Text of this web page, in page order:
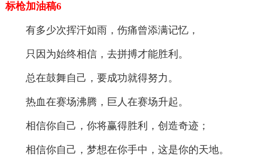
标枪加油稿6
有多少次挥汗如雨，伤痛曾添满记忆，
只因为始终相信，去拼搏才能胜利。
总在鼓舞自己，要成功就得努力。
热血在赛场沸腾，巨人在赛场升起。
相信你自己，你将赢得胜利，创造奇迹；
相信你自己，梦想在你手中，这是你的天地。